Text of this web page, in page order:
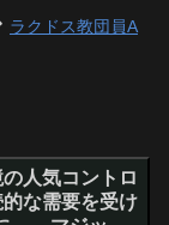
ラクドス教団員A
人気コントロ
な需要を受け